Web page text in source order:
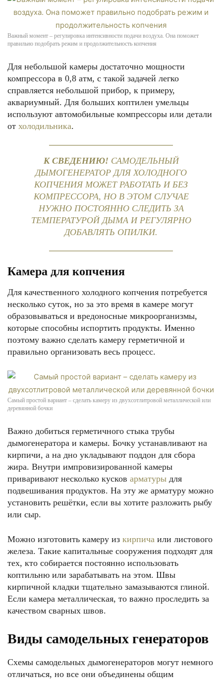
Важный момент – регулировка интенсивности подачи воздуха. Она поможет
правильно подобрать режим и продолжительность копчения
Для небольшой камеры достаточно мощности
компрессора в 0,8 атм, с такой задачей легко
справляется небольшой прибор, к примеру,
аквариумный. Для больших коптилен умельцы
используют автомобильные компрессоры или детали
от холодильника.
К СВЕДЕНИЮ! САМОДЕЛЬНЫЙ
ДЫМОГЕНЕРАТОР ДЛЯ ХОЛОДНОГО
КОПЧЕНИЯ МОЖЕТ РАБОТАТЬ И БЕЗ
КОМПРЕССОРА, НО В ЭТОМ СЛУЧАЕ
НУЖНО ПОСТОЯННО СЛЕДИТЬ ЗА
ТЕМПЕРАТУРОЙ ДЫМА И РЕГУЛЯРНО
ДОБАВЛЯТЬ ОПИЛКИ.
Камера для копчения
Для качественного холодного копчения потребуется
несколько суток, но за это время в камере могут
образовываться и вредоносные микроорганизмы,
которые способны испортить продукты. Именно
поэтому важно сделать камеру герметичной и
правильно организовать весь процесс.
Самый простой вариант – сделать камеру из двухсотлитровой металлической или
деревянной бочки
Важно добиться герметичного стыка трубы
дымогенератора и камеры. Бочку устанавливают на
кирпичи, а на дно укладывают поддон для сбора
жира. Внутри импровизированной камеры
приваривают несколько кусков арматуры для
подвешивания продуктов. На эту же арматуру можно
установить решётки, если вы хотите разложить рыбу
или сыр.
Можно изготовить камеру из кирпича или листового
железа. Такие капитальные сооружения подходят для
тех, кто собирается постоянно использовать
коптильню или зарабатывать на этом. Швы
кирпичной кладки тщательно замазываются глиной.
Если камера металлическая, то важно проследить за
качеством сварных швов.
Виды самодельных генераторов
Схемы самодельных дымогенераторов могут немного
отличаться, но все они объединены общим